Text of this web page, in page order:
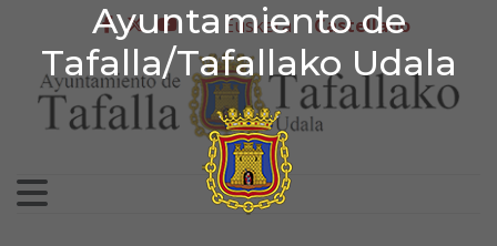
Ayuntamiento de
Tafalla/Tafallako Udala
Ir al contenido
Ayuntamiento de
facebook
twitter
youtube
Euskera Castellano